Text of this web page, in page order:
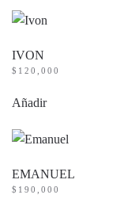
IVON
$ 120,000
Añadir
EMANUEL
$ 190,000